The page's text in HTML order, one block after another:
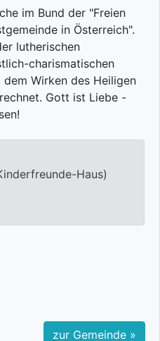
im Bund der "Freien
in Österreich".
lutherischen
charismatischen
Wirken des Heiligen
Gott ist Liebe -
Haus)
zur Gemeinde »